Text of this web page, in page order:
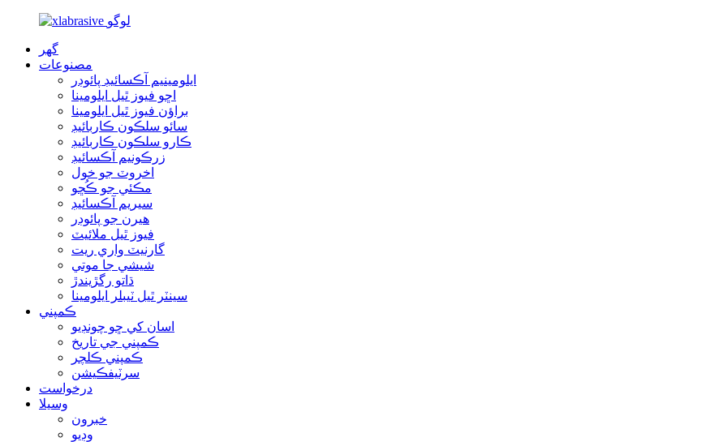
گھر
مصنوعات
ايلومينيم آڪسائيڊ پائوڊر
اڇو فيوز ٿيل ايلومينا
براؤن فيوز ٿيل ايلومينا
سائو سلڪون ڪاربائيڊ
ڪارو سلڪون ڪاربائيڊ
زرڪونيم آڪسائيڊ
اخروٽ جو خول
مڪئي جو ڪُڇو
سيريم آڪسائيڊ
هيرن جو پائوڊر
فيوز ٿيل ملائيٽ
گارنيٽ واري ريت
شيشي جا موتي
ڌاتو رگڙيندڙ
سينٽر ٿيل ٽيبلر ايلومينا
ڪمپني
اسان کي ڇو چونڊيو
ڪمپني جي تاريخ
ڪمپني ڪلچر
سرٽيفڪيشن
درخواست
وسيلا
خبرون
وڊيو